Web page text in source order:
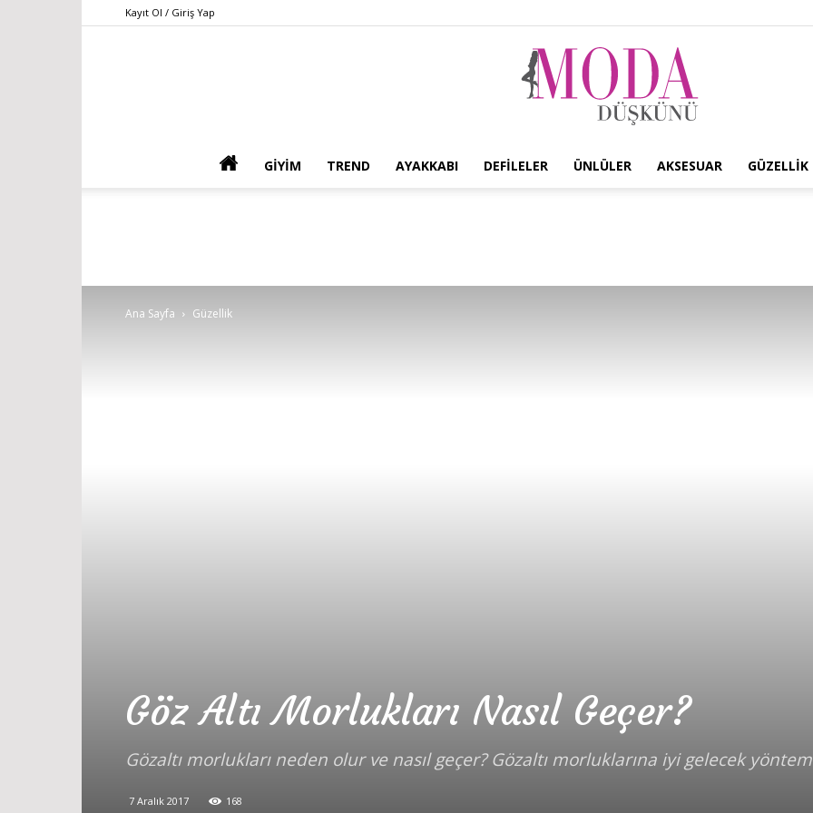
Kayıt Ol / Giriş Yap
GIYIM TREND AYAKKABI DEFILELER ÜNLÜLER AKSESUAR GÜZELLIK
Ana Sayfa Güzellik
Göz Altı Morlukları Nasıl Geçer?
Gözaltı morlukları neden olur ve nasıl geçer? Gözaltı morluklarına iyi gelecek
7 Aralık 2017 168